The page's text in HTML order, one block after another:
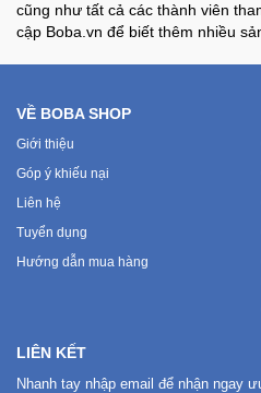
cũng như tất cả các thành viên
cập Boba.vn để biết thêm nhiều
VỀ BOBA SHOP
Giới thiệu
Góp ý khiếu nại
Liên hệ
Tuyển dụng
Hướng dẫn mua hàng
LIÊN KẾT
Nhanh tay nhập email để nhận ngay